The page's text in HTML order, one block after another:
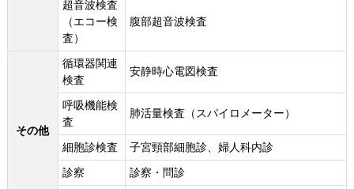
超音波検査
（エコー検
査）
腹部超音波検査
その他
循環器関連
検査
安静時心電図検査
呼吸機能検
査
肺活量検査（スパイロメーター）
細胞診検査
子宮頸部細胞診、婦人科内診
診察
診察・問診